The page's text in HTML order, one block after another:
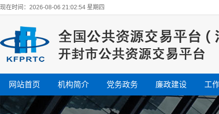
现在时间：2026-08-06 21:02:55 星期四
网站首页 机构简介 党务政务 廉政建设 工